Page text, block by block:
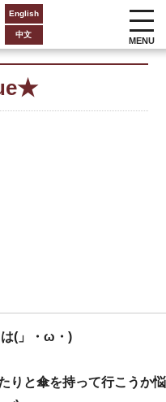
English
中文
MENU
(」・ω・)
りと傘を持って行こうか悩